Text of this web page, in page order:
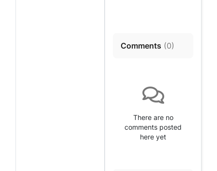
Comments (0)
There are no
comments posted
here yet